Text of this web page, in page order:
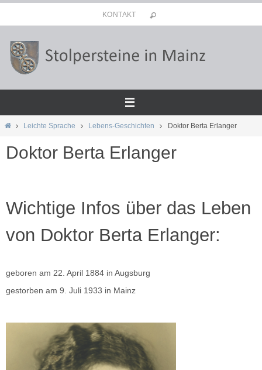
Inhalt
springen
KONTAKT
Start Leichte Sprache Lebens-Geschichten Doktor Berta Erlanger
Doktor Berta Erlanger
Wichtige Infos über das Leben
von Doktor Berta Erlanger:
geboren am 22. April 1884 in Augsburg
gestorben am 9. Juli 1933 in Mainz